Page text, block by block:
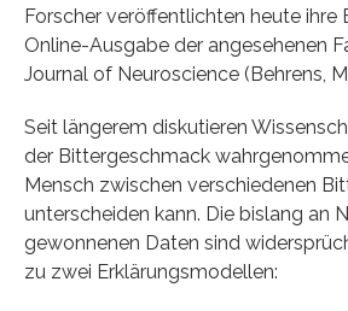
Forscher veröffentlichten heute ihre
Online-Ausgabe der angesehenen
Journal of Neuroscience (Behrens,
Seit längerem diskutieren
der Bittergeschmack
Mensch zwischen verschiedenen
unterscheiden kann. Die bislang an
gewonnenen Daten sind
zu zwei Erklärungsmodellen: